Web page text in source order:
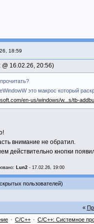
HWND hMainWindow) {
=
= GetLastError();
= 0;
=
= " +
18:59
@ 16.02.26, 20:56
это макрос который
en-us/windows/w...s/tb-
внимание не обратил.
действительно кнопки
Lun2 - 17.02.26, 19:00
пользователей)
C/C++ C/C++: Системное